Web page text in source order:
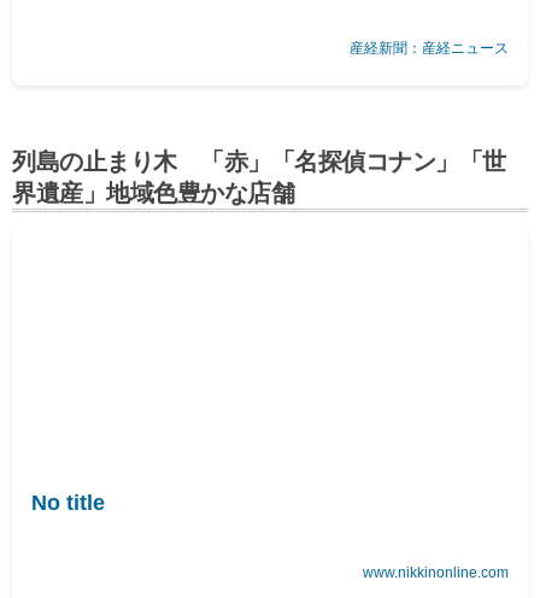
産経新聞：産経ニュース
列島の止まり木 「赤」「名探偵コナン」「世
界遺産」地域色豊かな店舗
No title
www.nikkinonline.com